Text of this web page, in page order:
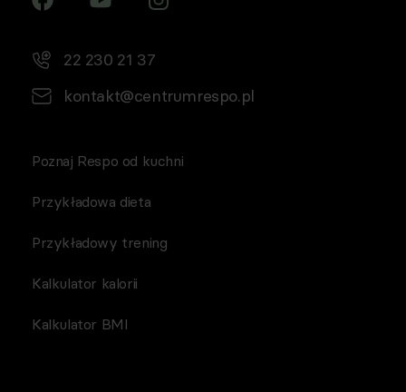
22 230 21 37
kontakt@centrumrespo.pl
Poznaj Respo od kuchni
Przykładowa dieta
Przykładowy trening
Kalkulator kalorii
Kalkulator BMI